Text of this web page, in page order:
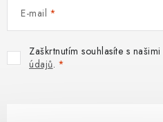
E-mail
Zaškrtnutím souhlasíte s našimi
údajů.